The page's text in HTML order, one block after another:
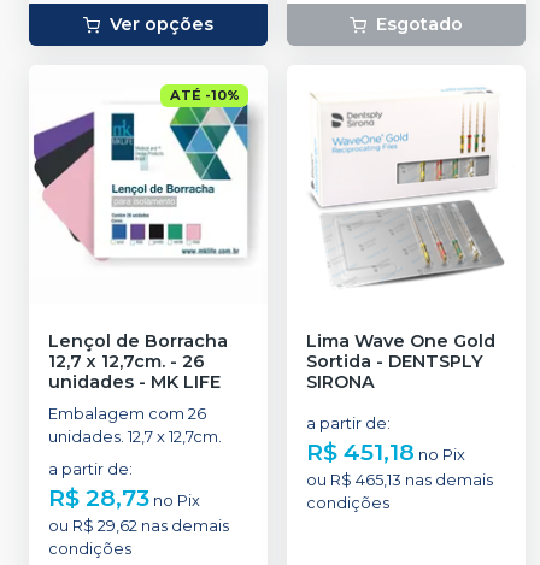
Ver opções Esgotado
ATÉ -10%
Lençol de Borracha
12,7 x 12,7cm. - 26
unidades - MK LIFE
Embalagem com 26
unidades. 12,7 x 12,7cm.
a partir de:
R$ 28,73 no Pix
ou R$ 29,62 nas demais
condições
Lima Wave One Gold
Sortida - DENTSPLY
SIRONA
a partir de:
R$ 451,18 no Pix
ou R$ 465,13 nas demais
condições